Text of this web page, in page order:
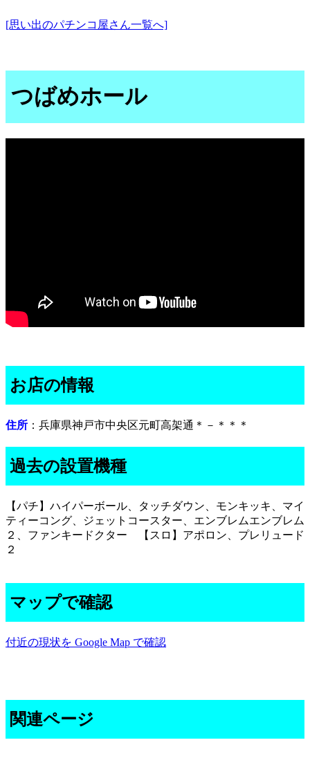
[思い出のパチンコ屋さん一覧へ]
つばめホール
お店の情報
住所 ：兵庫県神戸市中央区元町高架通＊－＊＊＊
過去の設置機種
【パチ】ハイパーボール、タッチダウン、モンキッキ、マイ
ティーコング、ジェットコースター、エンブレムエンブレム
２、ファンキードクター 【スロ】アポロン、プレリュード
２
マップで確認
付近の現状を Google Map で確認
関連ページ